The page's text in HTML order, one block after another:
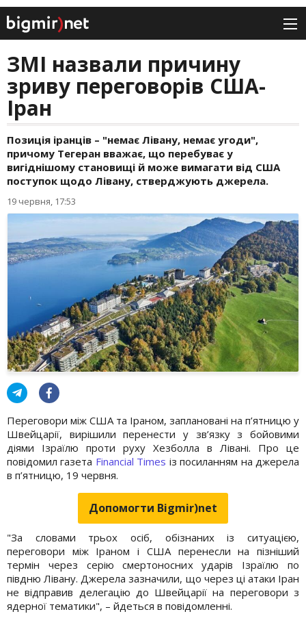
ЗМІ назвали причину
зриву переговорів США-
Іран
Позиція іранців – "немає Лівану, немає угоди",
причому Тегеран вважає, що перебуває у
вигіднішому становищі й може вимагати від США
поступок щодо Лівану, стверджують джерела.
19 червня, 17:53
Переговори між США та Іраном, заплановані на п’ятницю у
Швейцарії, вирішили перенести у зв’язку з бойовими
діями Ізраїлю проти руху Хезболла в Лівані. Про це
повідомил газета Financial Times із посиланням на джерела
в п’ятницю, 19 червня.
Допомогти Bigmir)net
"За словами трьох осіб, обізнаних із ситуацією,
переговори між Іраном і США перенесли на пізніший
термін через серію смертоносних ударів Ізраїлю по
півдню Лівану. Джерела зазначили, що через ці атаки Іран
не відправив делегацію до Швейцарії на переговори з
ядерної тематики", – йдеться в повідомленні.